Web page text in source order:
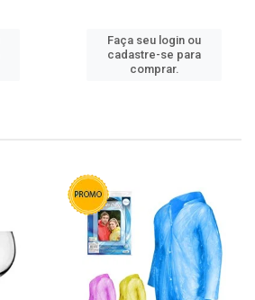
Faça seu login ou
cadastre-se para
comprar.